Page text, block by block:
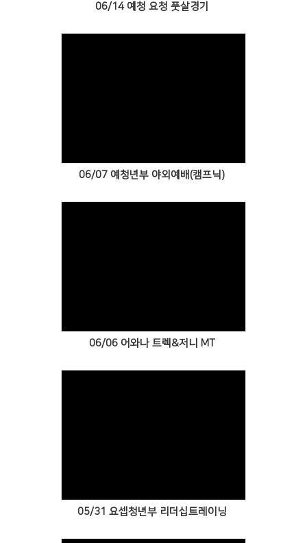
06/14 예청 요청 풋살경기
06/07 예청년부 야외예배(캠프닉)
06/06 어와나 트렉&저니 MT
05/31 요셉청년부 리더십트레이닝